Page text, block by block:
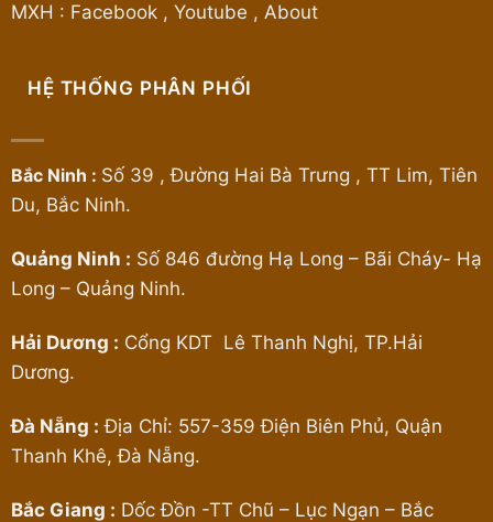
MXH : Facebook , Youtube , About
HỆ THỐNG PHÂN PHỐI
Bắc Ninh : Số 39 , Đường Hai Bà Trưng , TT Lim, Tiên
Du, Bắc Ninh.
Quảng Ninh : Số 846 đường Hạ Long – Bãi Cháy- Hạ
Long – Quảng Ninh.
Hải Dương : Cổng KDT Lê Thanh Nghị, TP.Hải
Dương.
Đà Nẵng : Địa Chỉ: 557-359 Điện Biên Phủ, Quận
Thanh Khê, Đà Nẵng.
Bắc Giang : Dốc Đồn -TT Chũ – Lục Ngạn – Bắc